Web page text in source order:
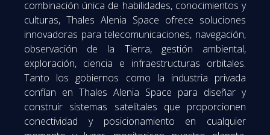
combinación única de habilidades, conocimientos y
culturas, Thales Alenia Space ofrece soluciones
innovadoras para telecomunicaciones, navegación,
observación de la Tierra, gestión ambiental,
exploración, ciencia e infraestructuras orbitales.
Tanto los gobiernos como la industria privada
confían en Thales Alenia Space para diseñar y
construir sistemas satelitales que proporcionen
conectividad y posicionamiento en cualquier